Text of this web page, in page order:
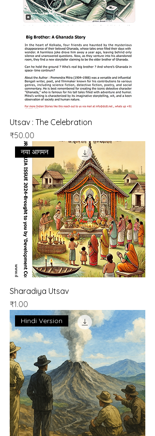
Utsav : The Celebration
मूल्य
₹50.00
नया आगमन
Sharadiya Utsav
मूल्य
₹1.00
Hindi Version